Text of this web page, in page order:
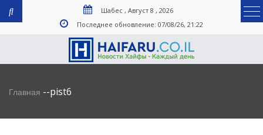
Шабес , Август 8 , 2026
Последнее обновление: 07/08/26, 21:22
Главная --pist6